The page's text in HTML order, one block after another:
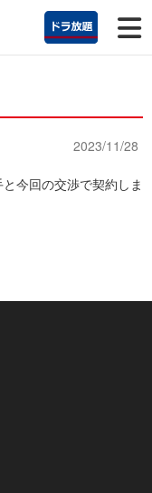
2023/11/28
今回の交渉で契約しま